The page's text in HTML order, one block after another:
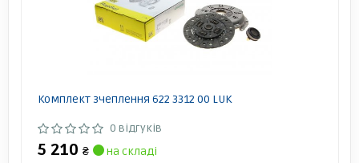
Комплект зчеплення 622 3312 00 LUK
0 відгуків
5 210 ₴
на складі